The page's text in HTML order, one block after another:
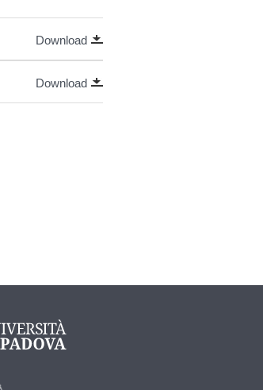
Download
Download